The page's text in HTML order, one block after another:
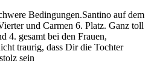
Bedingungen.Santino auf dem
und Carmen 6. Platz. Ganz toll
4. gesamt bei den Frauen,
traurig, dass Dir die Tochter
sein